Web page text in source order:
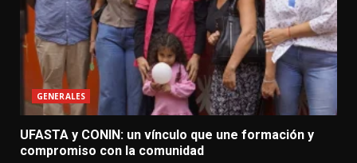
GENERALES
UFASTA y CONIN: un vínculo que une formación y
compromiso con la comunidad